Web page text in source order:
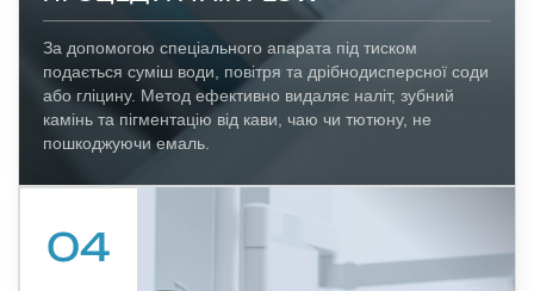
За допомогою спеціального апарата під тиском
подається суміш води, повітря та дрібнодисперсної соди
або гліцину. Метод ефективно видаляє наліт, зубний
камінь та пігментацію від кави, чаю чи тютюну, не
пошкоджуючи емаль.